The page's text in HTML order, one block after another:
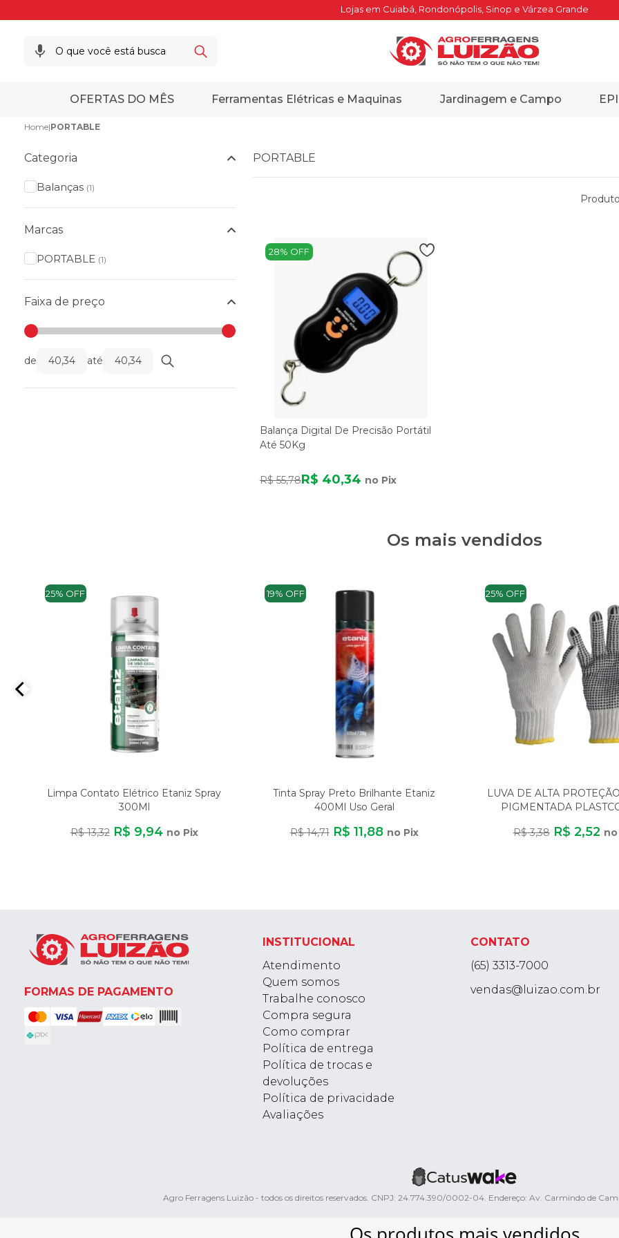
Lojas em Cuiabá, Rondonópolis, Sinop e Várzea Grande
OFERTAS DO MÊS Ferramentas Elétricas e Maquinas Jardinagem e Campo
Home|PORTABLE
Categoria
Balanças (1)
Marcas
PORTABLE (1)
Faixa de preço
de até
PORTABLE
28% OFF
Balança Digital De Precisão Portátil
Até 50Kg
R$ 55,78R$ 40,34 no Pix
Os mais vendidos
25% OFF
Limpa Contato Elétrico Etaniz Spray
300Ml
R$ 13,32 R$ 9,94 no Pix
19% OFF
Tinta Spray Preto Brilhante Etaniz
400Ml Uso Geral
R$ 14,71 R$ 11,88 no Pix
25% OFF
LUVA DE ALTA
PIGMENTADA
R$ 3,38 R$ 2,52 no
FORMAS DE PAGAMENTO
INSTITUCIONAL
Atendimento
Quem somos
Trabalhe conosco
Compra segura
Como comprar
Política de entrega
Política de trocas e
devoluções
Política de privacidade
Avaliações
CONTATO
(65) 3313-7000
vendas@luizao.com.br
Agro Ferragens Luizão - todos os direitos reservados. CNPJ: 24.774.390/0002-04. Endereço: Av. Carmindo de